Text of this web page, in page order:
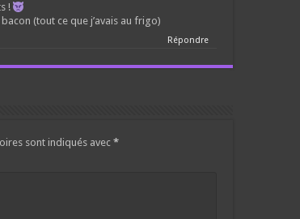
!
(tout ce que j’avais au frigo)
Répondre
sont indiqués avec *